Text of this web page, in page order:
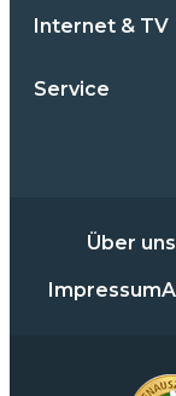
Internet & TV
Service
Über uns
Impressum